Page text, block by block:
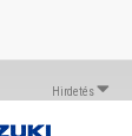
Hirdetés